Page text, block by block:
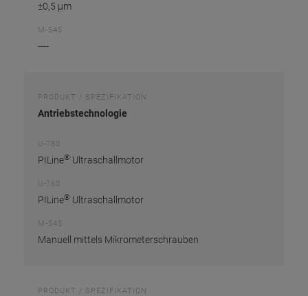
±0,5 µm
M-545
----
PRODUKT / SPEZIFIKATION
Antriebstechnologie
U-780
PILine® Ultraschallmotor
U-760
PILine® Ultraschallmotor
M-545
Manuell mittels Mikrometerschrauben
PRODUKT / SPEZIFIKATION